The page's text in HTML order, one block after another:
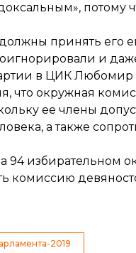
потому
принять его
и
в ЦИК Любомир
что окружная
ее члены
а также
94 избирательном
комиссию
2019